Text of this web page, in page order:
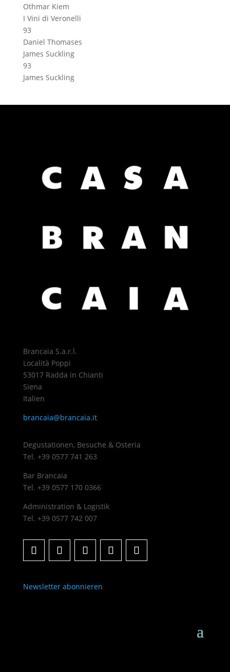
Othmar Kiem
I Vini di Veronelli
93
Daniel Thomases
James Suckling
93
James Suckling
Brancaia S.a.r.l.
Località Poppi
53017 Radda in Chianti
Siena
Italien
brancaia@brancaia.it
Degustationen, Besuche & Osteria
Tel. +39 0577 741 263
Bar Brancaia
Tel. +39 0577 170 0366
Administration & Logistik
Tel. +39 0577 742 007
Newsletter abonnieren